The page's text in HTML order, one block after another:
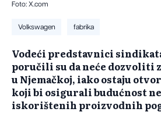
Foto: X.com
Volkswagen fabrika
Vodeći predstavnici
poručili su da neće dozvoliti
u Njemačkoj, iako ostaju
koji bi osigurali budućnost
iskorištenih proizvodnih